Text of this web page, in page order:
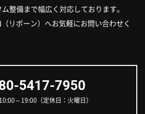
整備まで幅広く対応しております。
リボーン）へお気軽にお問い合わせく
5417-7950
～19:00（定休日：火曜日）